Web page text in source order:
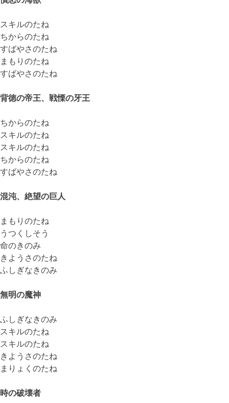
スキルのたね
ちからのたね
すばやさのたね
まもりのたね
すばやさのたね
背徳の帝王、戦慄の牙王
ちからのたね
スキルのたね
スキルのたね
ちからのたね
すばやさのたね
混沌、絶望の巨人
まもりのたね
うつくしそう
命のきのみ
きようさのたね
ふしぎなきのみ
無明の魔神
ふしぎなきのみ
スキルのたね
スキルのたね
きようさのたね
まりょくのたね
時の破壊者